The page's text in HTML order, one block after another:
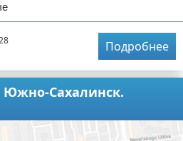
Подробнее
Южно-Сахалинск.